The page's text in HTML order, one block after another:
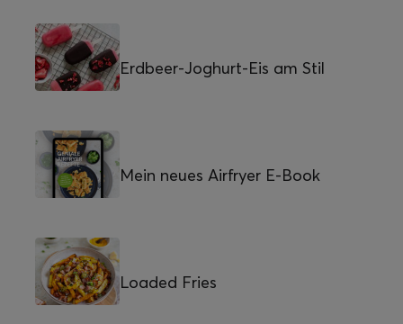
Erdbeer-Joghurt-Eis am Stil
Mein neues Airfryer E-Book
Loaded Fries